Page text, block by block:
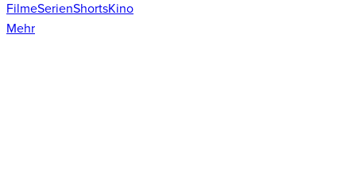
FilmeSerienShortsKino
Mehr